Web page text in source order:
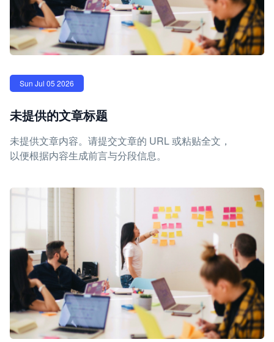
Sun Jul 05 2026
未提供的文章标题
未提供文章内容。请提交文章的 URL 或粘贴全文，
以便根据内容生成前言与分段信息。